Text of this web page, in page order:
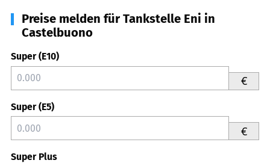
Preise melden für Tankstelle Eni in
Castelbuono
Super (E10)
€
Super (E5)
€
Super Plus